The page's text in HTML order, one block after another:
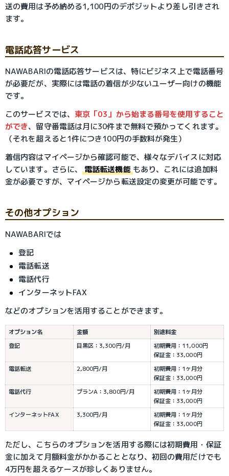
送の費用は予め納める1,100円のデポジットより差し引きされ
ます。
電話応答サービス
NAWABARIの電話応答サービスは、特にビジネス上で電話番号
が必要だが、実際には電話の着信が少ないユーザー向けの機能
です。
このサービスでは、 東京「03」から始まる番号を使用すること
ができ、留守番電話は月に30件まで無料で預かってくれます。
（それを超えると1件につき100円の手数料が発生）
着信内容はマイページから確認可能で、様々なデバイスに対応
しています。さらに、
電話転送機能もあり、これには追加料
金が必要ですが、マイページから転送設定の変更が可能です。
その他オプション
NAWABARIでは
登記
電話転送
電話代行
インターネットFAX
などのオプションを活用することができます。
オプション名 金額
別途料金
登記
目黒区：3,300円/月
初期費用：11,000円
保証金：33,000円
電話転送
2,800円/月
初期費用：1ヶ月分
保証金：33,000円
電話代行
プランA：3,800円/月
初期費用：1ヶ月分
保証金：33,000円
インターネットFAX
3,300円/月
初期費用：1ヶ月分
保証金：33,000円
ただし、こちらのオプションを活用する際には初期費用・保証
金に加えて月額料金がかかることとなり、初回の費用だけでも
4万円を超えるケースが珍しくありません。